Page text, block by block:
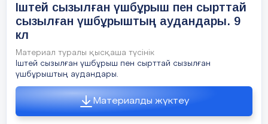
Іштей сызылған үшбұрыш пен сырттай
сызылған үшбұрыштың аудандары. 9
кл
Материал туралы қысқаша түсінік
Іштей сызылған үшбұрыш пен сырттай сызылған
үшбұрыштың аудандары.
Материалды жүктеу